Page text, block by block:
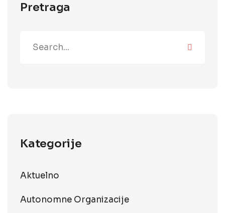
Pretraga
Kategorije
Aktuelno
Autonomne Organizacije